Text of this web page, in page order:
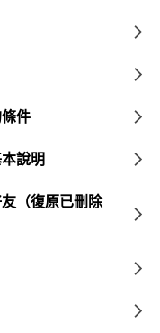
件
說明
（復原已刪除